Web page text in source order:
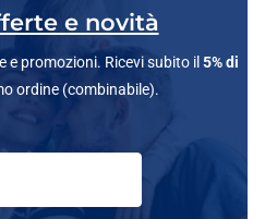
e novità
e promozioni. Ricevi subito il 5% di
ordine (combinabile).